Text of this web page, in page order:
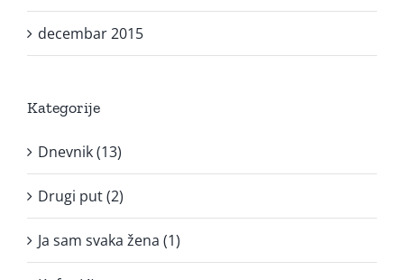
decembar 2015
Kategorije
Dnevnik (13)
Drugi put (2)
Ja sam svaka žena (1)